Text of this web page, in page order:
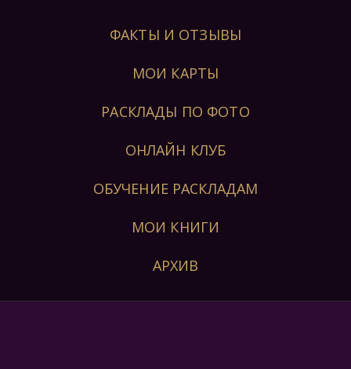
ФАКТЫ И ОТЗЫВЫ
МОИ КАРТЫ
РАСКЛАДЫ ПО ФОТО
ОНЛАЙН КЛУБ
ОБУЧЕНИЕ РАСКЛАДАМ
МОИ КНИГИ
АРХИВ